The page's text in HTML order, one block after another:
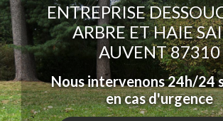
ENTREPRISE
ARBRE ET HAIE
AUVENT 87310
Nous intervenons 24h/24
en cas d'urgence